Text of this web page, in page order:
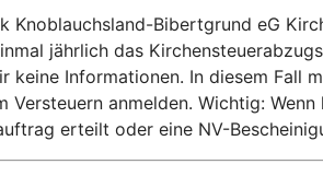
Bibertgrund eG
jährlich das
Informationen. In diesem Fall
anmelden. Wichtig:
erteilt oder eine NV-